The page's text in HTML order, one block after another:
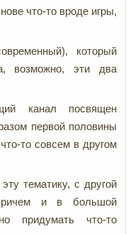
что-то вроде игры,
который
возможно, эти два
канал посвящен
первой половины
то совсем в другом
тематику, с другой
и в большой
придумать что-то